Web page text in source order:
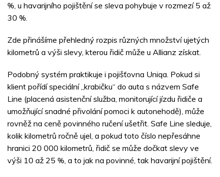
%, u havarijního pojištění se sleva pohybuje v rozmezí 5 až
30 %.
Zde přinášíme přehledný rozpis různých množství ujetých
kilometrů a výši slevy, kterou řidič může u Allianz získat.
Podobný systém praktikuje i pojišťovna Uniqa. Pokud si
klient pořídí speciální „krabičku“ do auta s názvem Safe
Line (placená asistenční služba, monitorující jízdu řidiče a
umožňující snadné přivolání pomoci k autonehodě), může
rovněž na ceně povinného ručení ušetřit. Safe Line sleduje,
kolik kilometrů ročně ujel, a pokud toto číslo nepřesáhne
hranici 20 000 kilometrů, řidič se může dočkat slevy ve
výši 10 až 25 %, a to jak na povinné, tak havarijní pojištění.